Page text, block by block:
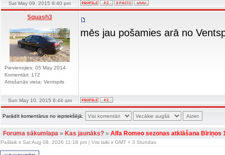
Sat May 09, 2015 8:40 pm
Squash3
Pievienojies: 05 May 2014
Komentāri: 172
Atrašanās vieta: Ventspils
mēs jau pošamies arā no
Sun May 10, 2015 6:44 am
Parādīt komentārus no iepriekšējā:
Foruma sākumlapa»Kas jaunāks?»Alfa Romeo sezonas atklāšana Bīriņos
Pašlaik ir Sat Aug 08, 2026 11:18 pm | Visi laiki ir GMT + 3 Stundas